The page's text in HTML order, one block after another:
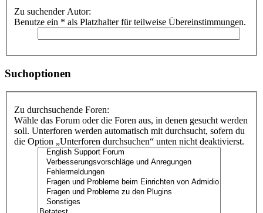
Zu suchender Autor:
Benutze ein * als Platzhalter für teilweise Übereinstimmungen.
Suchoptionen
Zu durchsuchende Foren:
Wähle das Forum oder die Foren aus, in denen gesucht werden
soll. Unterforen werden automatisch mit durchsucht, sofern du
die Option „Unterforen durchsuchen“ unten nicht deaktivierst.